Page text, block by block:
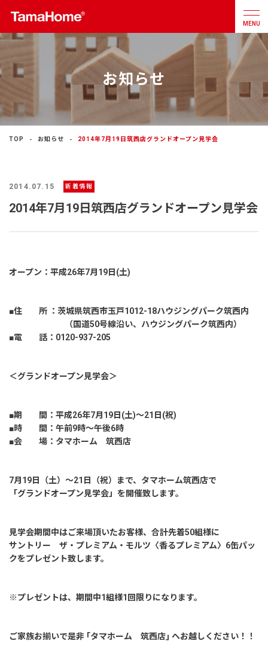
カタログ お問合せ
注文住宅
リフォーム
不動産事業
建築実例
生活サービス・その他
企業・IR情報
MENU
お知らせ
TOP お知らせ 2014年7月19日筑西店グランドオープン見学会
2014.07.15 新着情報
2014年7月19日筑西店グランドオープン見学会
オープン：平成26年7月19日(土)
■住 所 ：茨城県筑西市玉戸1012-18ハウジングパーク筑西内
（国道50号線沿い、ハウジングパーク筑西内）
■電 話：0120-937-205
＜グランドオープン見学会＞
■期 間：平成26年7月19日(土)～21日(祝)
■時 間：午前9時～午後6時
■会 場：タマホーム 筑西店
7月19日（土）～21日（祝）まで、タマホーム筑西店で
「グランドオープン見学会」を開催致します。
見学会期間中はご来場頂いたお客様、合計先着50組様に
サントリー ザ・プレミアム・モルツ〈香るプレミアム〉6缶パッ
クをプレゼント致します。
※プレゼントは、期間中1組様1回限りになります。
ご家族お揃いで是非 ｢タマホーム 筑西店｣ へお越しください！！